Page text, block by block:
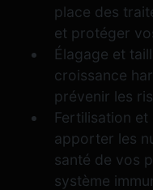
place des
et protéger
Élagage et
croissance
prévenir les
Fertilisation
apporter les
santé de vos
système